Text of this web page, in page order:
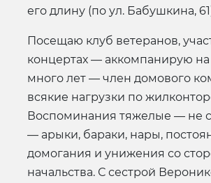
его длину (по ул. Бабушкина,
Посещаю клуб ветеранов,
концертах — аккомпанирую
много лет — член домового
всякие нагрузки по
Воспоминания тяжелые — не
— арыки, бараки, нары,
домогания и унижения со
начальства. С сестрой